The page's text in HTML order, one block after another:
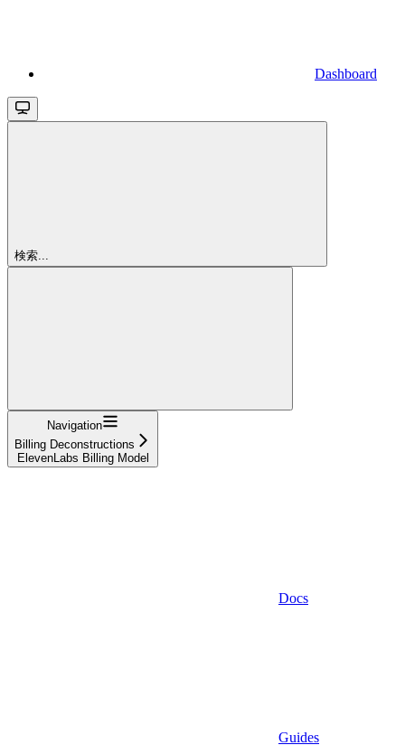
Dashboard
検索...
Navigation
Billing Deconstructions
ElevenLabs Billing Model
Docs
Guides